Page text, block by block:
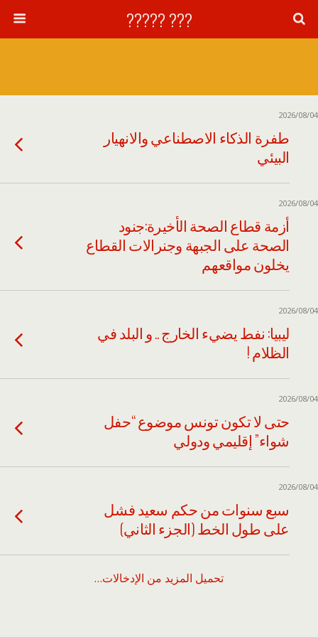
??? ?????
2026/08/04
طفرة الذكاء الاصطناعي والانهيار
البيئي
2026/08/04
أزمة قطاع الصحة الأخيرة:جنود
الصحة على الجبهة وجنرالات القطاع
يخلون مواقعهم
2026/08/04
ليبيا: نفط يضيء الخارج .. و البلد في
الظلام !
2026/08/04
حتى لا تكون تونس موضوع “حفل
شواء” إقليمي ودولي
2026/08/04
سبع سنوات من حكم سعيد فشل
على طول الخط (الجزء الثاني)
تحميل المزيد من الإدخالات…